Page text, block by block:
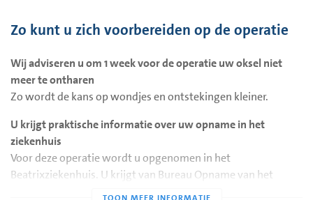
holle naald ingebracht. Het metalen draadje steekt uit uw
we met een mammografie (een röntgenfoto van uw borst)
of het metalen draadje op de goede plek zit.
Het plaatsen van een metalen draadje in uw borst gebeurt op
de dag van de operatie. Of op de dag vóór de operatie.
Zo kunt u zich voorbereiden op de operatie
Wij adviseren u om 1 week voor de operatie uw oksel niet
meer te ontharen
Zo wordt de kans op wondjes en ontstekingen kleiner.
U krijgt praktische informatie over uw opname in het
ziekenhuis
Voor deze operatie wordt u opgenomen in het
Beatrixziekenhuis. U krijgt van Bureau Opname van het